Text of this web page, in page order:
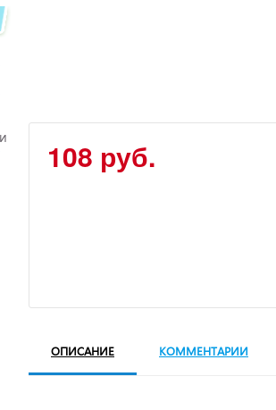
108 руб.
ОПИСАНИЕ КОММЕНТАРИИ